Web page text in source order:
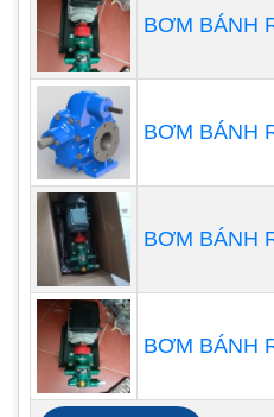
Ưu điểm của bơm màng
Nhỏ gọn, dễ dàng
Hiệu suất làm việc
Bảo trì, tháo lắp dễ
Phòng chống cháy nổ
BƠM BÁNH
BƠM BÁNH
BƠM BÁNH
BƠM BÁNH